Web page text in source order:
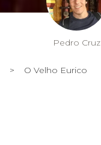
Pedro Cruz
> O Velho Eurico